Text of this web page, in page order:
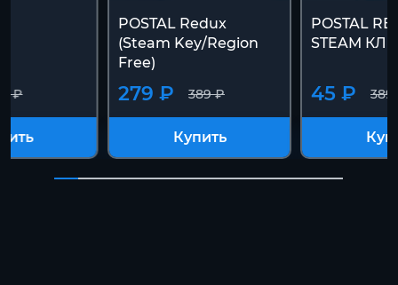
₽
POSTAL Redux
(Steam Key/Region
Free)
389 ₽
279 ₽
Купить
POSTAL
STEAM
389
45 ₽